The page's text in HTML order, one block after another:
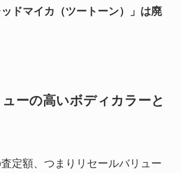
ドマイカ（ツートーン）」は廃
ーの高いボディカラーと
定額、つまりリセールバリュー